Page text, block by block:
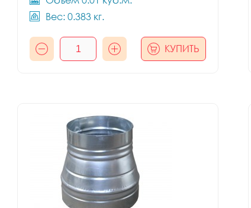
Вес: 0.383 кг.
КУПИТЬ